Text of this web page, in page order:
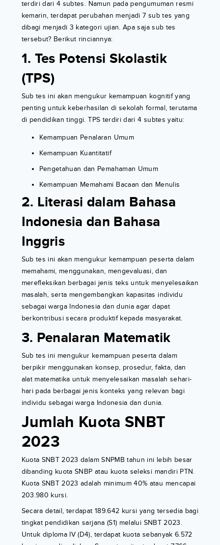
terdiri dari 4 subtes. Namun pada pengumuman resmi
kemarin, terdapat perubahan menjadi 7 sub tes yang
dibagi menjadi 3 kategori ujian. Apa saja sub tes
tersebut? Berikut rinciannya:
1. Tes Potensi Skolastik
(TPS)
Sub tes ini akan mengukur kemampuan kognitif yang
penting untuk keberhasilan di sekolah formal, terutama
di pendidikan tinggi. TPS terdiri dari 4 subtes yaitu:
Kemampuan Penalaran Umum
Kemampuan Kuantitatif
Pengetahuan dan Pemahaman Umum
Kemampuan Memahami Bacaan dan Menulis
2. Literasi dalam Bahasa
Indonesia dan Bahasa
Inggris
Sub tes ini akan mengukur kemampuan peserta dalam
memahami, menggunakan, mengevaluasi, dan
merefleksikan berbagai jenis teks untuk menyelesaikan
masalah, serta mengembangkan kapasitas individu
sebagai warga Indonesia dan dunia agar dapat
berkontribusi secara produktif kepada masyarakat.
3. Penalaran Matematik
Sub tes ini mengukur kemampuan peserta dalam
berpikir menggunakan konsep, prosedur, fakta, dan
alat matematika untuk menyelesaikan masalah sehari-
hari pada berbagai jenis konteks yang relevan bagi
individu sebagai warga Indonesia dan dunia.
Jumlah Kuota SNBT
2023
Kuota SNBT 2023 dalam SNPMB tahun ini lebih besar
dibanding kuota SNBP atau kuota seleksi mandiri PTN.
Kuota SNBT 2023 adalah minimum 40% atau mencapai
203.980 kursi.
Secara detail, terdapat 189.642 kursi yang tersedia bagi
tingkat pendidikan sarjana (S1) melalui SNBT 2023.
Untuk diploma IV (D4), terdapat kuota sebanyak 6.572